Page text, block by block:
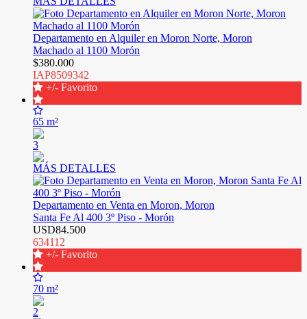
Departamento en Alquiler en Moron Norte, Moron
Machado al 1100 Morón
$380.000
IAP8509342
+/- Favorito
65 m²
3
MÁS DETALLES
Departamento en Venta en Moron, Moron
Santa Fe Al 400 3º Piso - Morón
USD84.500
634112
+/- Favorito
70 m²
2